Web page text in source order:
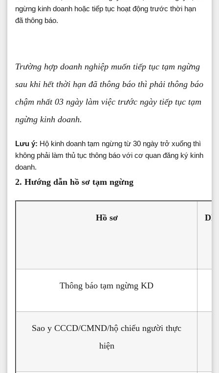
ngừng kinh doanh hoặc tiếp tục hoạt động trước thời hạn
đã thông báo.
Trường hợp doanh nghiệp muốn tiếp tục tạm ngừng
sau khi hết thời hạn đã thông báo thì phải thông báo
chậm nhất 03 ngày làm việc trước ngày tiếp tục tạm
ngừng kinh doanh.
Lưu ý: Hộ kinh doanh tạm ngừng từ 30 ngày trở xuống thì
không phải làm thủ tục thông báo với cơ quan đăng ký kinh
doanh.
2. Hướng dẫn hồ sơ tạm ngừng
Hồ sơ
Thông báo tạm ngừng KD
Sao y CCCD/CMND/hộ chiếu người thực
hiện